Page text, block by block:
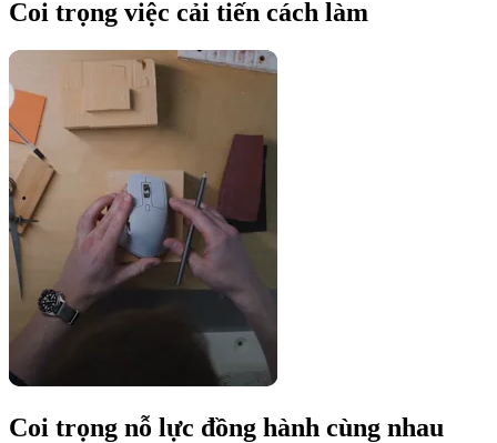
Coi trọng việc cải tiến cách làm
Coi trọng nỗ lực đồng hành cùng nhau